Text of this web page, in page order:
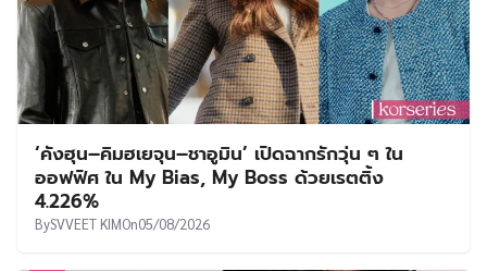
‘คังฮุน–คิมฮเยจุน–ชาอูมิน’ เปิดฉากรักวุ่น ๆ ใน
ออฟฟิศ ใน My Bias, My Boss ด้วยเรตติ้ง
4.226%
BySVVEET KIMOn05/08/2026